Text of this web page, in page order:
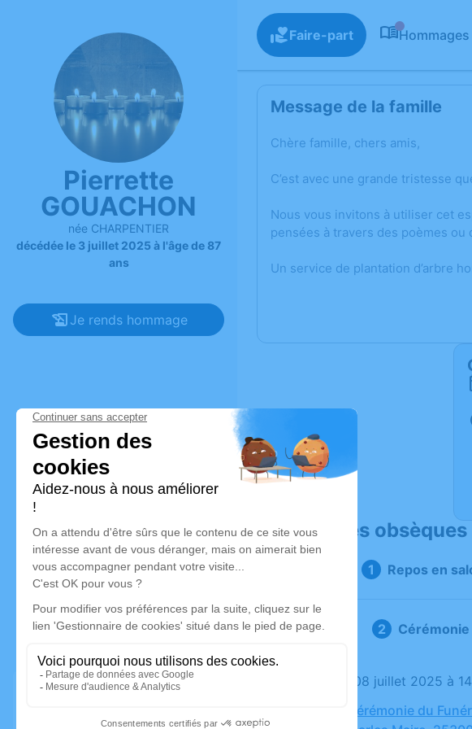
Pierrette
GOUACHON
née CHARPENTIER
décédée le 3 juillet 2025 à l'âge de 87
ans
Je rends hommage
Faire-part Hommages
Message de la famille
Chère famille, chers amis,
C’est avec une grande tristesse
Nous vous invitons à utiliser cet
pensées à travers des poèmes
Un service de plantation d’arbre
Déroulé des obsèques
Repos en
Le mardi 08 juillet 2025 à
Salle de Cérémonie du